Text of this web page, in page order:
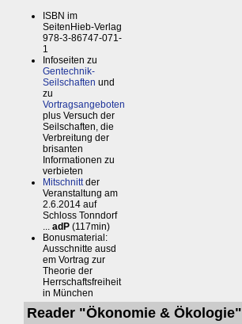
ISBN im
SeitenHieb-Verlag
978-3-86747-071-
1
Infoseiten zu
Gentechnik-
Seilschaften und
zu
Vortragsangeboten
plus Versuch der
Seilschaften, die
Verbreitung der
brisanten
Informationen zu
verbieten
Mitschnittder
Veranstaltung am
2.6.2014 auf
Schloss Tonndorf
... adP (117min)
Bonusmaterial:
Ausschnitte ausd
em Vortrag zur
Theorie der
Herrschaftsfreiheit
in München
Reader "Ökonomie & Ökologie"